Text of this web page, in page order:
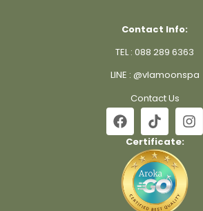
Contact Info:
TEL : 088 289 6363
LINE : @vlamoonspa
Contact Us
Certificate: